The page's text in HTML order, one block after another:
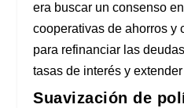
era buscar un consenso
cooperativas de ahorros y
para refinanciar las
tasas de interés y
Suavización de